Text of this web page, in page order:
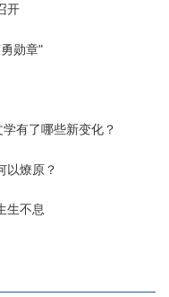
开
勋章"
有了哪些新变化？
以燎原？
生不息